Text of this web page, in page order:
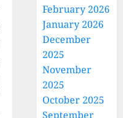
February 2026
January 2026
December
2025
November
2025
October 2025
September